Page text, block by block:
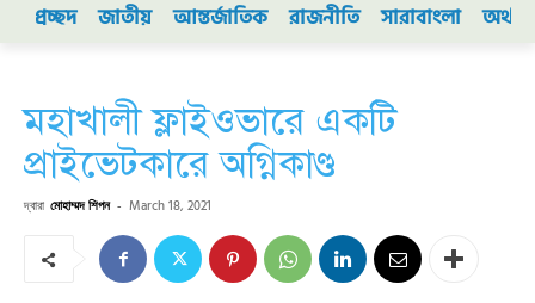
প্রচ্ছদ জাতীয় আন্তর্জাতিক রাজনীতি সারাবাংলা
মহাখালী ফ্লাইওভারে একটি
প্রাইভেটকারে অগ্নিকাণ্ড
দ্বারা মোহাম্মদ শিপন - March 18, 2021